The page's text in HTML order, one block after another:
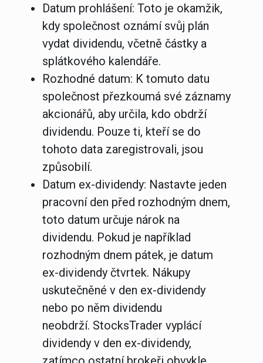
Datum prohlášení: Toto je okamžik,
kdy společnost oznámí svůj plán
vydat dividendu, včetně částky a
splátkového kalendáře.
Rozhodné datum: K tomuto datu
společnost přezkoumá své záznamy
akcionářů, aby určila, kdo obdrží
dividendu. Pouze ti, kteří se do
tohoto data zaregistrovali, jsou
způsobilí.
Datum ex-dividendy: Nastavte jeden
pracovní den před rozhodným dnem,
toto datum určuje nárok na
dividendu. Pokud je například
rozhodným dnem pátek, je datum
ex-dividendy čtvrtek. Nákupy
uskutečněné v den ex-dividendy
nebo po něm dividendu
neobdrží. StocksTrader vyplácí
dividendy v den ex-dividendy,